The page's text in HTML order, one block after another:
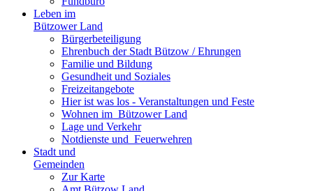
Leben im
Bützower Land
Bürgerbeteiligung
Ehrenbuch der Stadt Bützow / Ehrungen
Familie und Bildung
Gesundheit und Soziales
Freizeit­angebote
Hier ist was los - Veranstaltungen und Feste
Wohnen im ­ Bützower Land
Lage und Verkehr
Notdienste und ­ Feuerwehren
Stadt und
Gemeinden
Zur Karte